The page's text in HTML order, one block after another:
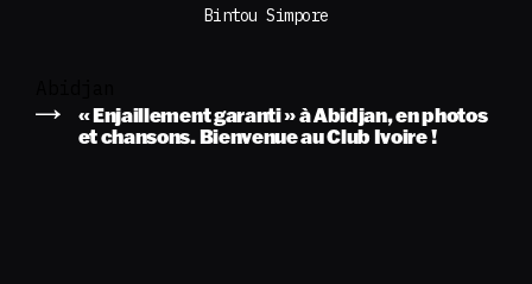
Bintou Simpore
« Enjaillement garanti » à Abidjan, en photos
et chansons. Bienvenue au Club Ivoire !